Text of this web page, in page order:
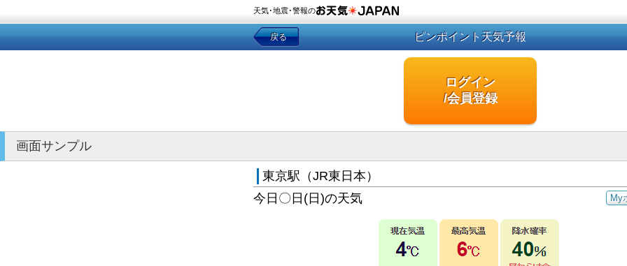
天気･地震･警報の
戻る ピンポイント天気予報
ログイン
/会員登録
画面サンプル
東京駅（JR東日本）
My
今日〇日(日)の天気